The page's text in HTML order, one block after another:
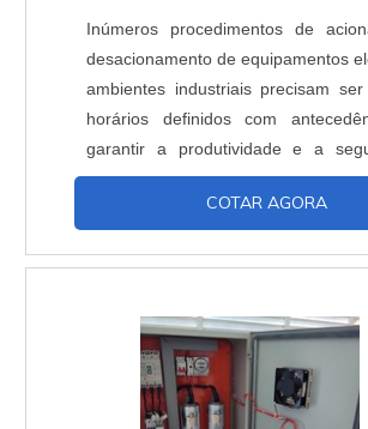
Inúmeros procedimentos de
desacionamento de equipamentos
ambientes industriais precisam
horários definidos com
garantir a produtividade e a
empresa. Nessas ocasiões, é
um programador horário digital, um
para facilitar as ordens de
programador horár....
COTAR AGORA